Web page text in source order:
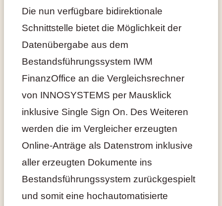
Die nun verfügbare bidirektionale
Schnittstelle bietet die Möglichkeit der
Datenübergabe aus dem
Bestandsführungssystem IWM
FinanzOffice an die Vergleichsrechner
von INNOSYSTEMS per Mausklick
inklusive Single Sign On. Des Weiteren
werden die im Vergleicher erzeugten
Online-Anträge als Datenstrom inklusive
aller erzeugten Dokumente ins
Bestandsführungssystem zurückgespielt
und somit eine hochautomatisierte